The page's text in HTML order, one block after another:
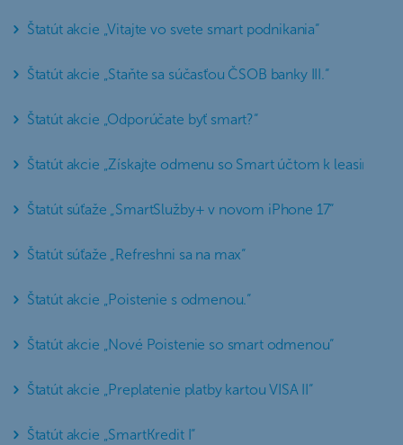
Štatút akcie „Vitajte vo svete smart podnikania“
Štatút akcie „Staňte sa súčasťou ČSOB banky III.“
Štatút akcie „Odporúčate byť smart?“
Štatút akcie „Získajte odmenu so Smart účtom k leasingu
Štatút súťaže „SmartSlužby+ v novom iPhone 17“
Štatút súťaže „Refreshni sa na max“
Štatút akcie „Poistenie s odmenou.“
Štatút akcie „Nové Poistenie so smart odmenou“
Štatút akcie „Preplatenie platby kartou VISA II“
Štatút akcie „SmartKredit I“